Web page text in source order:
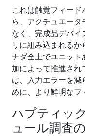
これは触覚フィー
ら、アクチュエー
なく、完成品デバ
リに組み込まれる
ナダ全土でユニット
加によって推進さ
は、入力エラーを減
めに、より鮮明なフ
ハプティッ
ュール調査